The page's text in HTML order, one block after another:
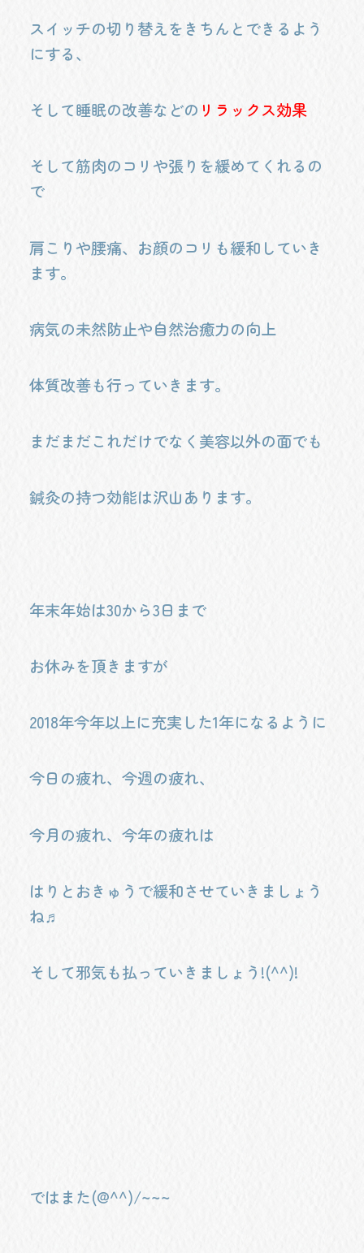
スイッチの切り替えをきちんとできるよう
にする、
そして睡眠の改善などの リラックス効果
そして筋肉のコリや張りを緩めてくれるの
で
肩こりや腰痛、お顔のコリも緩和していき
ます。
病気の未然防止や自然治癒力の向上
体質改善も行っていきます。
まだまだこれだけでなく美容以外の面でも
鍼灸の持つ効能は沢山あります。
年末年始は30から3日まで
お休みを頂きますが
2018年今年以上に充実した1年になるように
今日の疲れ、今週の疲れ、
今月の疲れ、今年の疲れは
はりとおきゅうで緩和させていきましょう
ね♬
そして邪気も払っていきましょう!(^^)!
ではまた(@^^)/~~~